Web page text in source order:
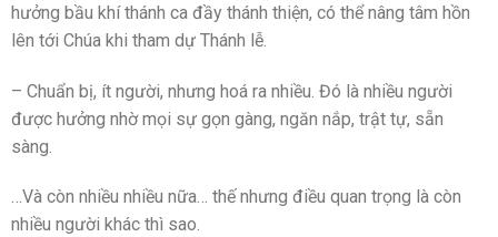
hưởng bầu khí thánh ca đầy thánh thiện, có thể nâng tâm hồn
lên tới Chúa khi tham dự Thánh lễ.
– Chuẩn bị, ít người, nhưng hoá ra nhiều. Đó là nhiều người
được hưởng nhờ mọi sự gọn gàng, ngăn nắp, trật tự, sẵn
sàng.
…Và còn nhiều nhiều nữa… thế nhưng điều quan trọng là còn
nhiều người khác thì sao.